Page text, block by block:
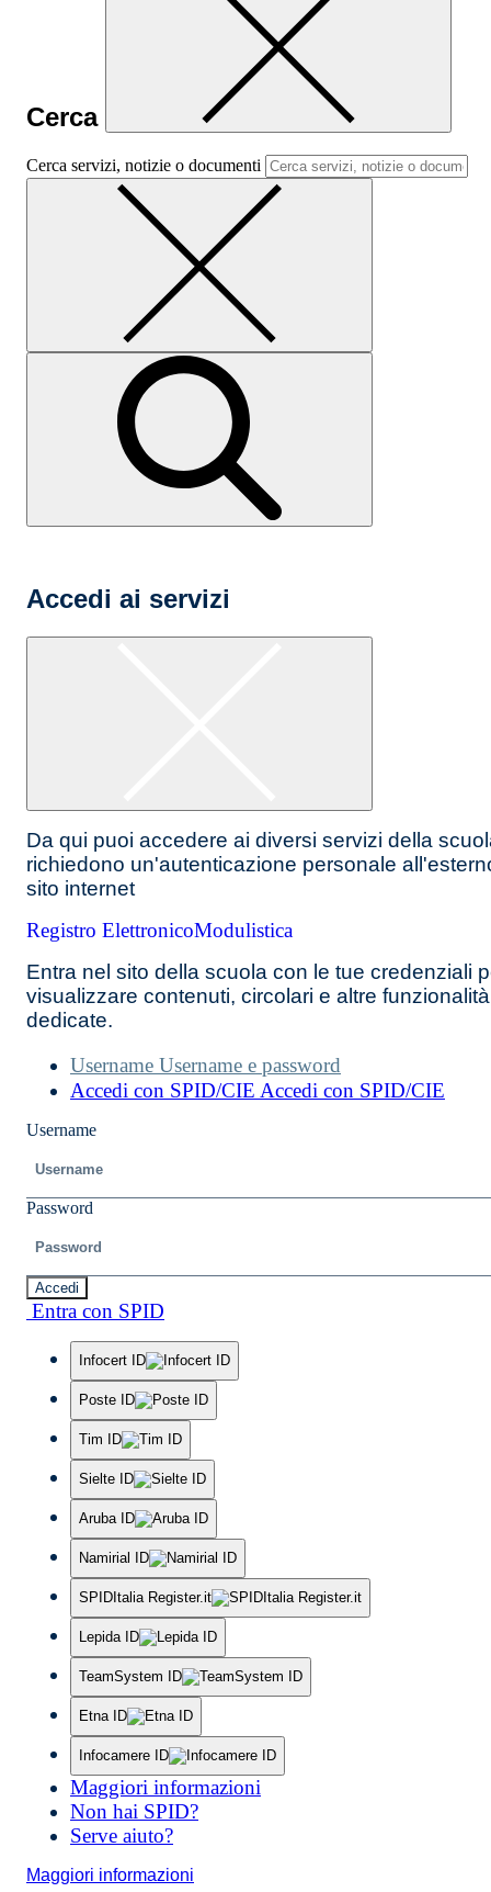
Cerca
Cerca servizi, notizie o documenti
Accedi ai servizi
Da qui puoi accedere ai diversi servizi della
richiedono un'autenticazione personale
sito internet
Registro ElettronicoModulistica
Entra nel sito della scuola con le tue credenziali
visualizzare contenuti, circolari e altre
dedicate.
Username Username e password
Accedi con SPID/CIE Accedi con SPID/CIE
Username
Password
Accedi
Entra con SPID
Infocert ID
Poste ID
Tim ID
Sielte ID
Aruba ID
Namirial ID
SPIDItalia Register.it
Lepida ID
TeamSystem ID
Etna ID
Infocamere ID
Maggiori informazioni
Non hai SPID?
Serve aiuto?
Maggiori informazioni